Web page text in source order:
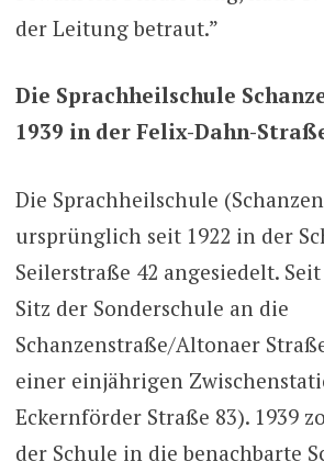
der Leitung betraut.”
Die Sprachheilschule
1939 in der Felix-Dahn-
Die Sprachheilschule
ursprünglich seit 1922 in der
Seilerstraße 42 angesiedelt.
Sitz der Sonderschule an die
Schanzenstraße/Altonaer
einer einjährigen
Eckernförder Straße 83). 1939
der Schule in die benachbarte